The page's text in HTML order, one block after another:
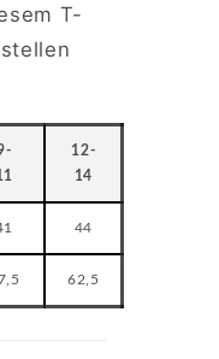
T-
12-
14
44
62,5